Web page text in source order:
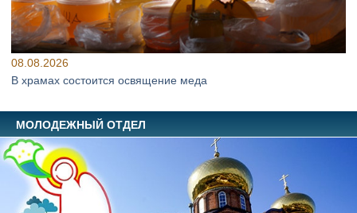
08.08.2026
В храмах состоится освящение меда
МОЛОДЕЖНЫЙ ОТДЕЛ